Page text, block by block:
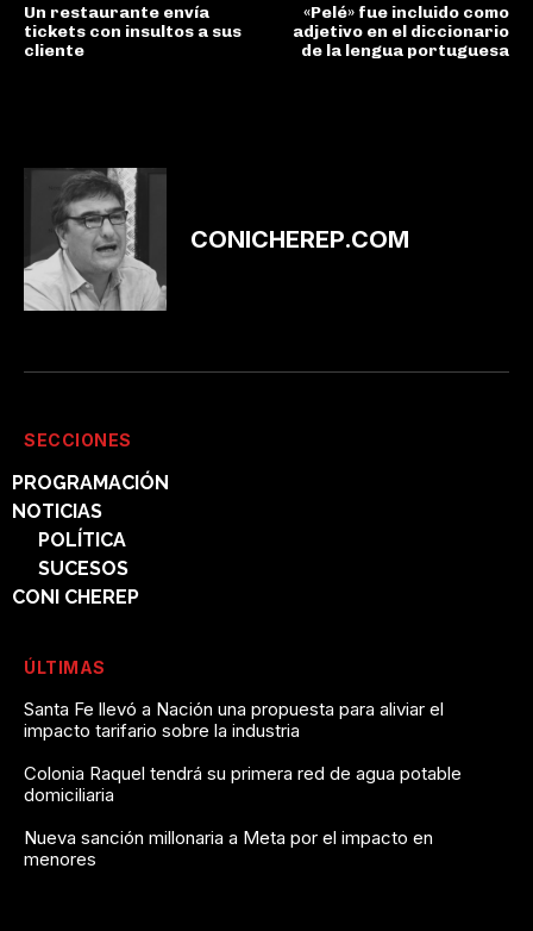
Un restaurante envía
tickets con insultos a sus
cliente
«Pelé» fue incluido como
adjetivo en el diccionario
de la lengua portuguesa
CONICHEREP.COM
SECCIONES
PROGRAMACIÓN
NOTICIAS
POLÍTICA
SUCESOS
CONI CHEREP
ÚLTIMAS
Santa Fe llevó a Nación una propuesta para aliviar el
impacto tarifario sobre la industria
Colonia Raquel tendrá su primera red de agua potable
domiciliaria
Nueva sanción millonaria a Meta por el impacto en
menores